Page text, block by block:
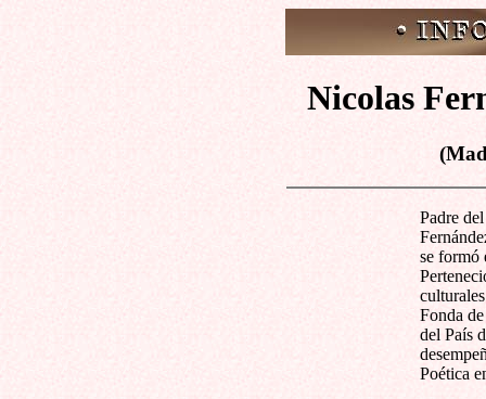
Nicolas
Padre
se formó
Fonda
del País
Poética